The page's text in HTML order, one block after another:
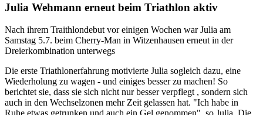
Julia Wehmann erneut beim Triathlon aktiv
Nach ihrem Traithlondebut vor einigen Wochen war Julia am
Samstag 5.7. beim Cherry-Man in Witzenhausen erneut in der
Dreierkombination unterwegs
Die erste Triathlonerfahrung motivierte Julia sogleich dazu, eine
Wiederholung zu wagen - und einiges besser zu machen! So
berichtet sie, dass sie sich nicht nur besser verpflegt , sondern sich
auch in den Wechselzonen mehr Zeit gelassen hat. "Ich habe in